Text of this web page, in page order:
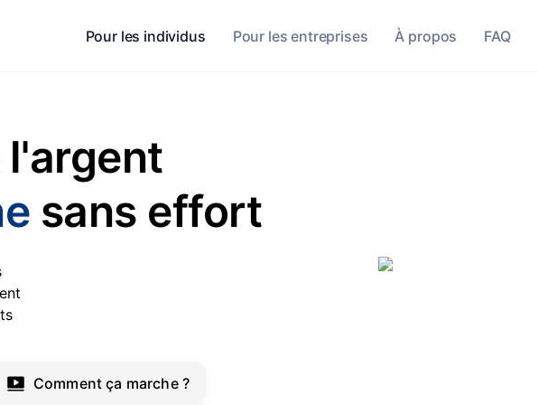
Pour les individus Pour les entreprises À propos FAQ
l'argent
sans effort
Comment ça marche ?